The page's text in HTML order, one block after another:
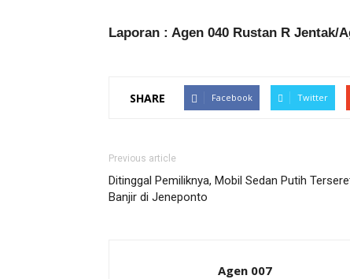
Laporan : Agen 040 Rustan R Jentak/
SHARE Facebook Twitter
Previous article
Ditinggal Pemiliknya, Mobil Sedan Putih
Banjir di Jeneponto
Agen 007